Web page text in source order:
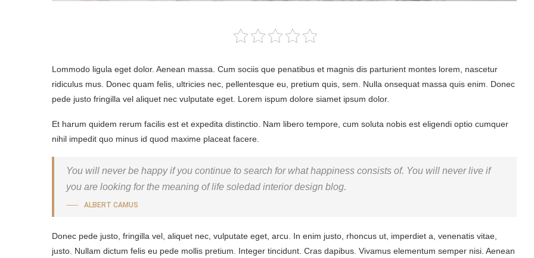
Lommodo ligula eget dolor. Aenean massa. Cum sociis que penatibus et magnis dis parturient montes lorem, nascetur
ridiculus mus. Donec quam felis, ultricies nec, pellentesque eu, pretium quis, sem. Nulla onsequat massa quis enim. Donec
pede justo fringilla vel aliquet nec vulputate eget. Lorem ispum dolore siamet ipsum dolor.
Et harum quidem rerum facilis est et expedita distinctio. Nam libero tempore, cum soluta nobis est eligendi optio cumquer
nihil impedit quo minus id quod maxime placeat facere.
You will never be happy if you continue to search for what happiness consists of. You will never live if
you are looking for the meaning of life soledad interior design blog.
ALBERT CAMUS
Donec pede justo, fringilla vel, aliquet nec, vulputate eget, arcu. In enim justo, rhoncus ut, imperdiet a, venenatis vitae,
justo. Nullam dictum felis eu pede mollis pretium. Integer tincidunt. Cras dapibus. Vivamus elementum semper nisi. Aenean